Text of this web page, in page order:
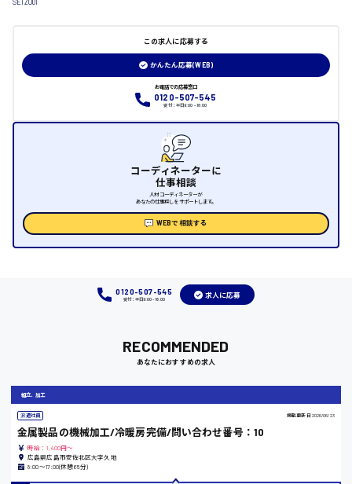
大阪府
この求人に応募する
かんたん応募(WEB)
お電話での応募窓口
0120-507-545
受付：平日9:00 - 18:00
コーディネーターに
仕事相談
人材コーディネーターが
あなたの仕事探しをサポートします。
WEBで相談する
0120-507-545
受付：平日9:00 - 18:00
求人に応募
RECOMMENDED
あなたにおすすめの求人
組立、加工
派遣社員 掲載更新日 2026/06/23
金属製品の機械加工/冷暖房完備/問い合わせ番号：10
時給：1,400円～
広島県広島市安佐北区大字久地
8:00〜17:00(休憩65分)